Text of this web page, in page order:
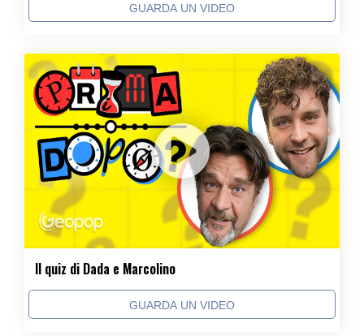
GUARDA UN VIDEO
Il quiz di Dada e Marcolino
GUARDA UN VIDEO